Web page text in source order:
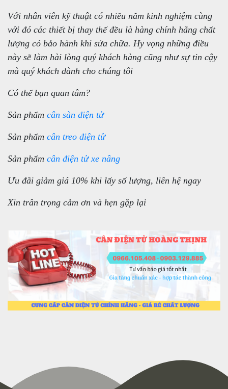
Với nhân viên kỹ thuật có nhiều năm kinh nghiệm cùng
với đó các thiết bị thay thế đều là hàng chính hãng chất
lượng có bảo hành khi sửa chữa. Hy vọng những điều
này sẽ làm hài lòng quý khách hàng cũng như sự tin cậy
mà quý khách dành cho chúng tôi
Có thể bạn quan tâm?
Sản phẩm cân sàn điện tử
Sản phẩm cân treo điện tử
Sản phẩm cân điện tử xe nâng
Ưu đãi giảm giá 10% khi lấy số lượng, liên hệ ngay
Xin trân trọng cảm ơn và hẹn gặp lại